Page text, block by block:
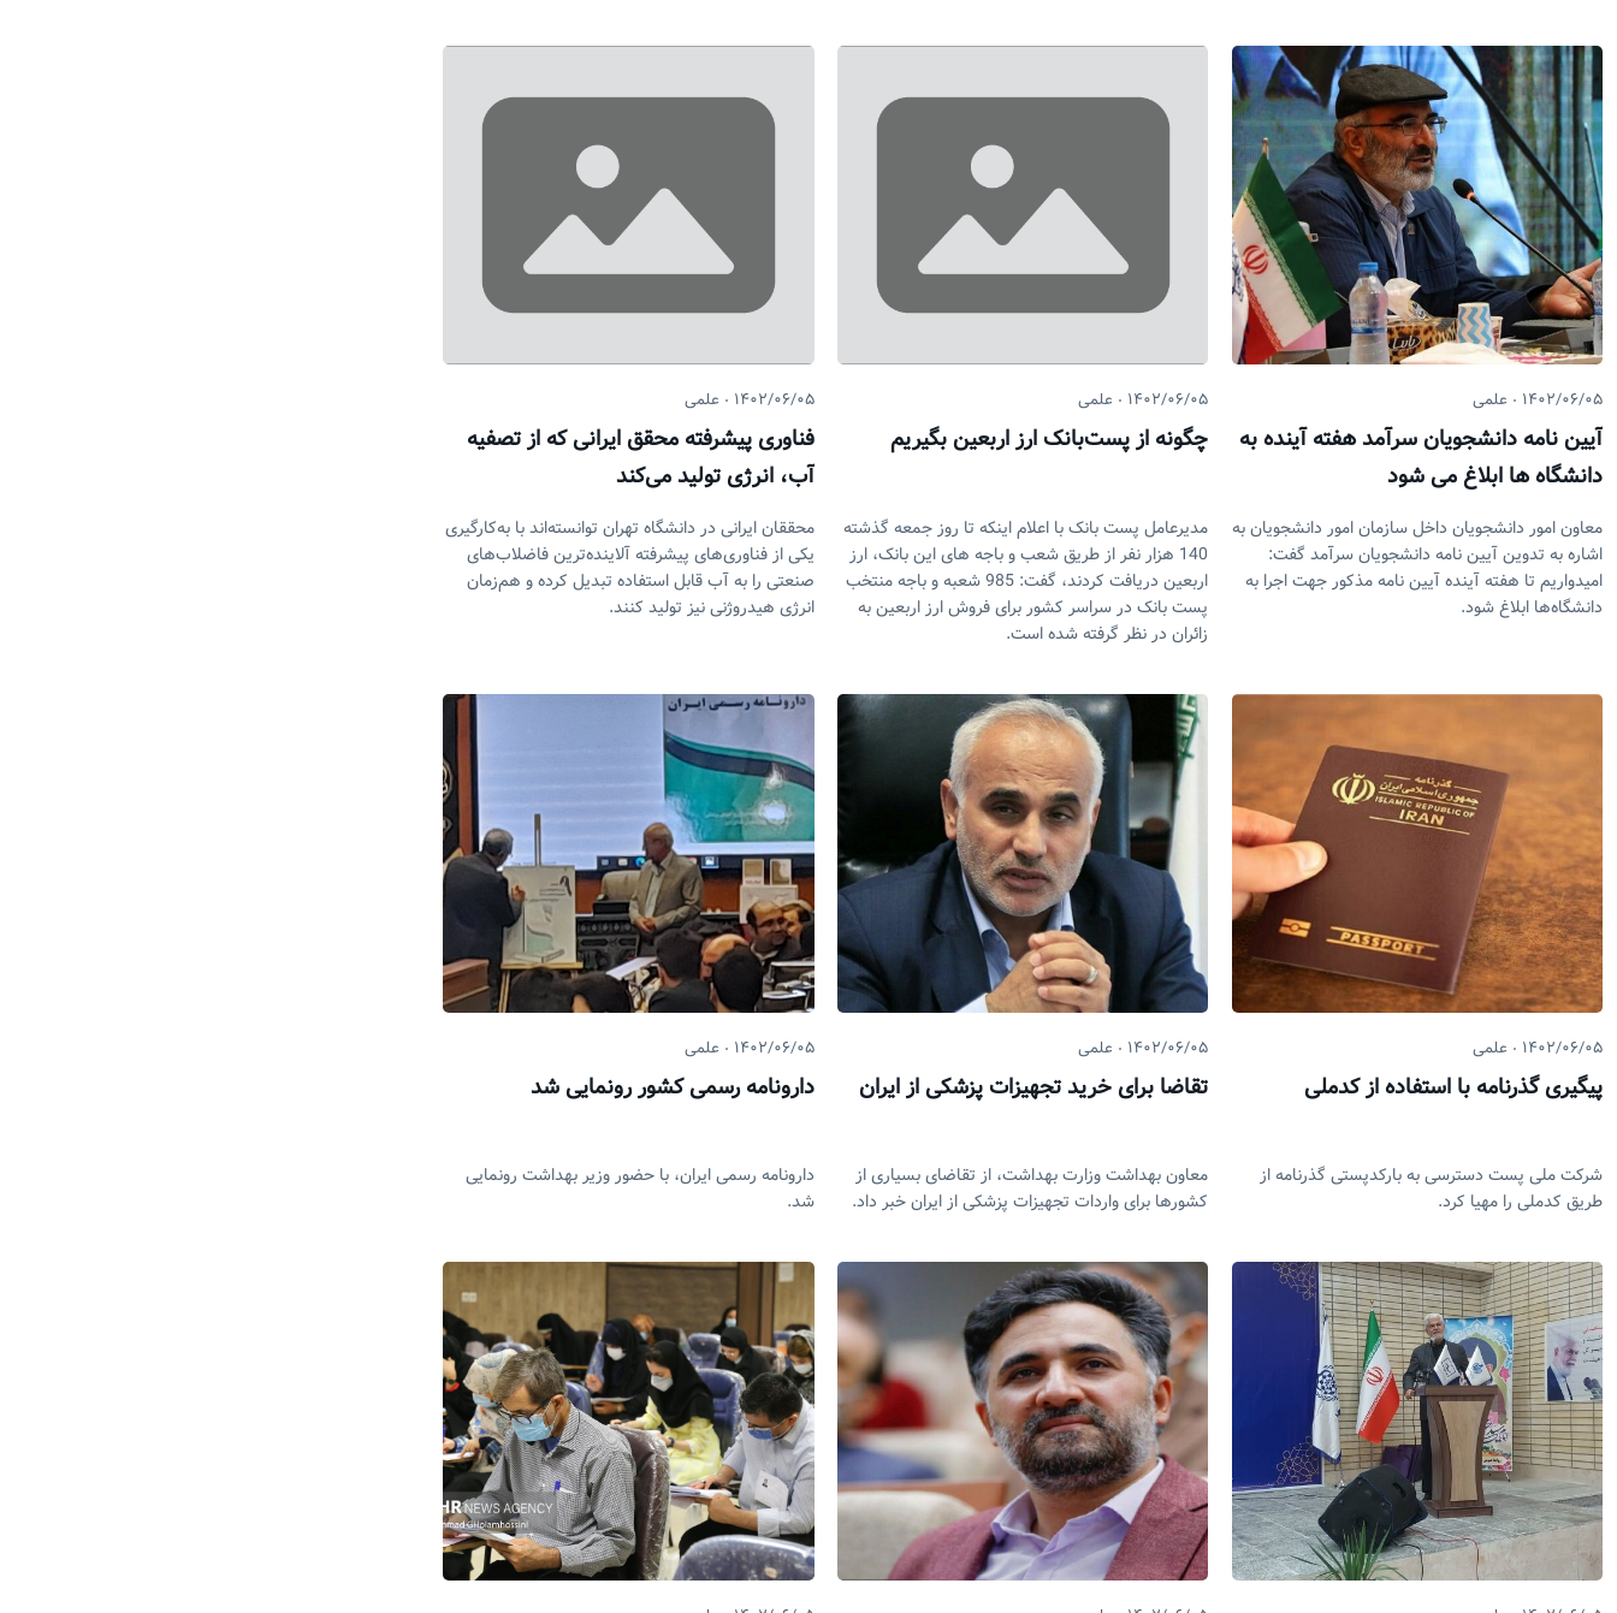
۱۴۰۲/۰۶/۰۵ علمی
آیین نامه دانشجویان سرآمد هفته آینده به
دانشگاه ها ابلاغ می شود
معاون امور دانشجویان داخل سازمان امور دانشجویان به
اشاره به تدوین آیین نامه دانشجویان سرآمد گفت:
امیدواریم تا هفته آینده آیین نامه مذکور جهت اجرا به
دانشگاه‌ها ابلاغ شود.
۱۴۰۲/۰۶/۰۵ علمی
چگونه از پست‌بانک ارز اربعین بگیریم
مدیرعامل پست بانک با اعلام اینکه تا روز جمعه گذشته
140 هزار نفر از طریق شعب و باجه های این بانک، ارز
اربعین دریافت کردند، گفت: 985 شعبه و باجه منتخب
پست بانک در سراسر کشور برای فروش ارز اربعین به
زائران در نظر گرفته شده است.
۱۴۰۲/۰۶/۰۵ علمی
فناوری پیشرفته محقق ایرانی که از تصفیه
آب، انرژی تولید می‌کند
محققان ایرانی در دانشگاه تهران توانسته‌اند با به‌کارگیری
یکی از فناوری‌های پیشرفته آلاینده‌ترین فاضلاب‌های
صنعتی را به آب قابل استفاده تبدیل کرده و هم‌زمان
انرژی هیدروژنی نیز تولید کنند.
۱۴۰۲/۰۶/۰۵ علمی
پیگیری گذرنامه با استفاده از کدملی
شرکت ملی پست دسترسی به بارکدپستی گذرنامه از
طریق کدملی را مهیا کرد.
۱۴۰۲/۰۶/۰۵ علمی
تقاضا برای خرید تجهیزات پزشکی از ایران
معاون بهداشت وزارت بهداشت، از تقاضای بسیاری از
کشورها برای واردات تجهیزات پزشکی از ایران خبر داد.
۱۴۰۲/۰۶/۰۵ علمی
دارونامه رسمی کشور رونمایی شد
دارونامه رسمی ایران، با حضور وزیر بهداشت رونمایی
شد.